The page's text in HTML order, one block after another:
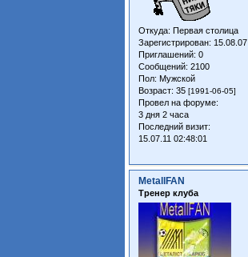
Откуда: Первая столица
Зарегистрирован: 15.08.07
Приглашений: 0
Сообщений: 2100
Пол: Мужской
Возраст: 35[1991-06-05]
Провел на форуме:
3 дня 2 часа
Последний визит:
15.07.11 02:48:01
MetallFAN
Тренер клуба